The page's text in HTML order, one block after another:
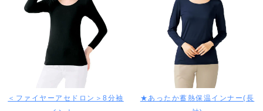
＜ファイヤーアセドロン＞8分袖
★あったか蓄熱保温インナー(長